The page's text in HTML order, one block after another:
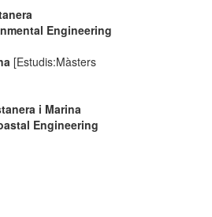
Engineering
[Estudis:Màsters
i Marina
Engineering